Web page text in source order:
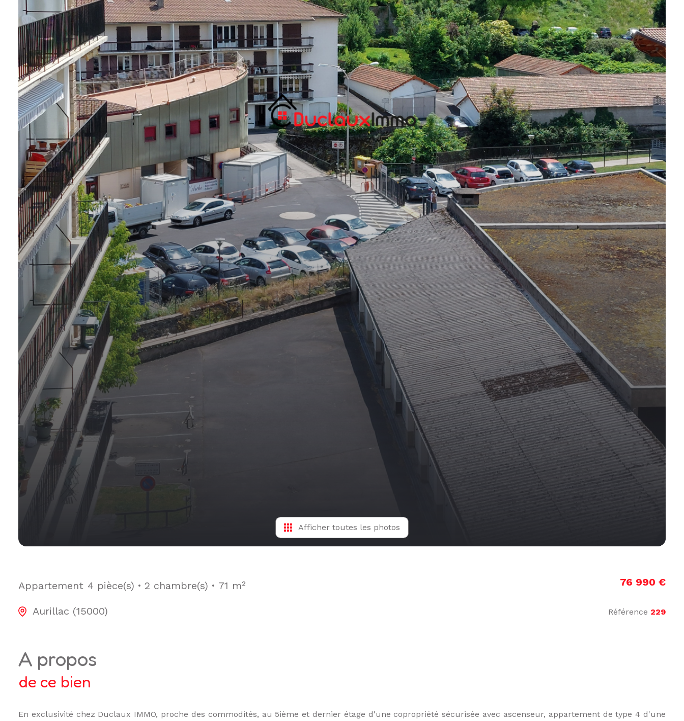
Afficher toutes les photos
Appartement 4 pièce(s) 2 chambre(s) 71 m²
Aurillac (15000)
76 990 €
Référence 229
a propos
de ce bien
En exclusivité chez Duclaux IMMO, proche des commodités, au 5ième et dernier étage d'une copropriété sécurisée avec ascenseur, appartement de type 4 d'une